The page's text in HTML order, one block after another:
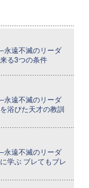
永遠不滅のリーダ
る3つの条件
永遠不滅のリーダ
浴びた天才の教訓
永遠不滅のリーダ
学ぶ ブレてもブレ